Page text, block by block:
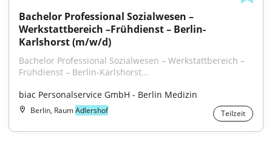
Bachelor Professional Sozialwesen –
Werkstattbereich –Frühdienst – Berlin-
Karlshorst (m/w/d)
Bachelor Professional Sozialwesen – Werkstattbereich –
Frühdienst – Berlin-Karlshorst...
biac Personalservice GmbH - Berlin Medizin
Berlin, RaumAdlershof Teilzeit